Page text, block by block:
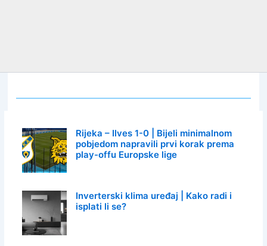
Rijeka – Ilves 1-0 | Bijeli minimalnom
pobjedom napravili prvi korak prema
play-offu Europske lige
Inverterski klima uređaj | Kako radi i
isplati li se?